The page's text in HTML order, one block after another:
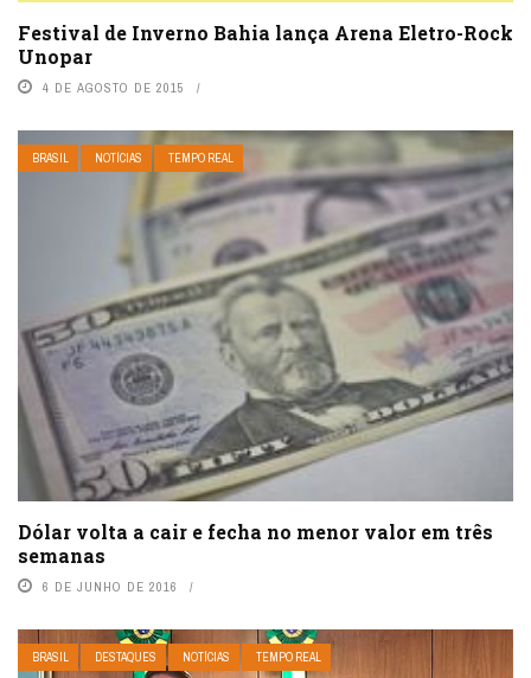
Festival de Inverno Bahia lança Arena Eletro-Rock
Unopar
4 DE AGOSTO DE 2015
BRASIL NOTÍCIAS TEMPO REAL
Dólar volta a cair e fecha no menor valor em três
semanas
6 DE JUNHO DE 2016
BRASIL DESTAQUES NOTÍCIAS TEMPO REAL